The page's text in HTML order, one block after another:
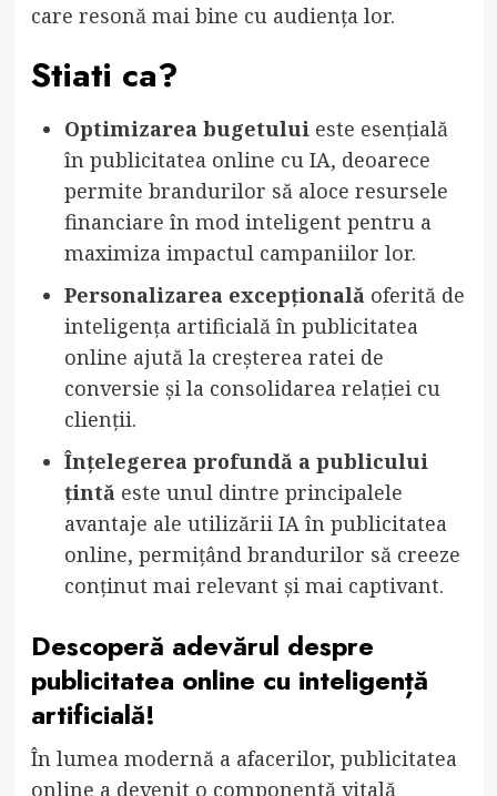
care resonă mai bine cu audiența lor.
Stiati ca?
Optimizarea bugetuluieste esențială
în publicitatea online cu IA, deoarece
permite brandurilor să aloce resursele
financiare în mod inteligent pentru a
maximiza impactul campaniilor lor.
Personalizarea excepționalăoferită de
inteligența artificială în publicitatea
online ajută la creșterea ratei de
conversie și la consolidarea relației cu
clienții.
Înțelegerea profundă a publicului
țintăeste unul dintre principalele
avantaje ale utilizării IA în publicitatea
online, permițând brandurilor să creeze
conținut mai relevant și mai captivant.
Descoperă adevărul despre
publicitatea online cu inteligență
artificială!
În lumea modernă a afacerilor, publicitatea
online a devenit o componentă vitală